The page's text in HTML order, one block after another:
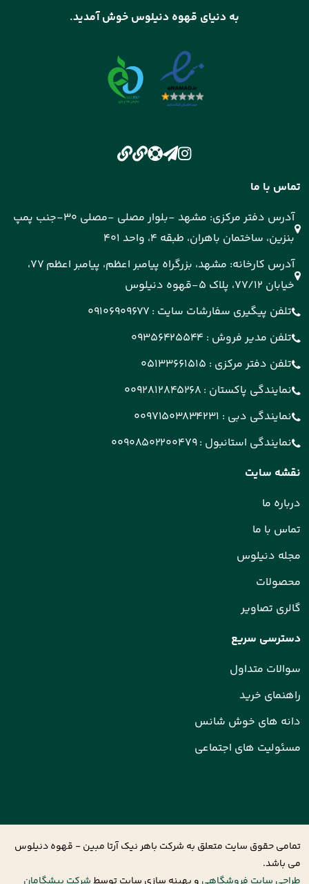
به دنیای قهوه دنیلوس خوش آمدید.
تماس با ما
آدرس دفتر مرکزی: مشهد -بلوار مصلی -مصلی 30-جنب پمپ
بنزین، ساختمان باهران، طبقه 4، واحد 401
آدرس کارخانه: مشهد، بزرگراه پیامبر اعظم، پیامبر اعظم 77،
خیابان 77/12، پلاک 5-قهوه دنیلوس
تلفن پیگیری سفارشات سایت : 09106909677
تلفن مدیر فروش : 09356425544
تلفن دفتر مرکزی : 05133661515
نمایندگی پاکستان : 0092812845268
نمایندگی دبی : 00971503834231
نمایندگی استانبول :00908502200479
نقشه سایت
درباره ما
تماس با ما
مجله دنیلوس
محصولات
گالری تصاویر
دسترسی سریع
سوالات متداول
راهنمای خرید
دانه های خوش شانس
مسئولیت های اجتماعی
تمامی حقوق سایت متعلق به شرکت باهر نیک آرتا مبین - قهوه دنیلوس
می باشد.
طراحی سایت فروشگاهی و بهینه سازی سایت توسطشرکت پیشگامان